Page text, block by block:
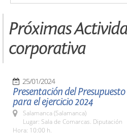
Próximas
corporativa
25/01/2024
Presentación del
para el ejercicio 2024
Salamanca (Salamanca)
Lugar: Sala de Comarcas. Diputación
Hora: 10:00 h.